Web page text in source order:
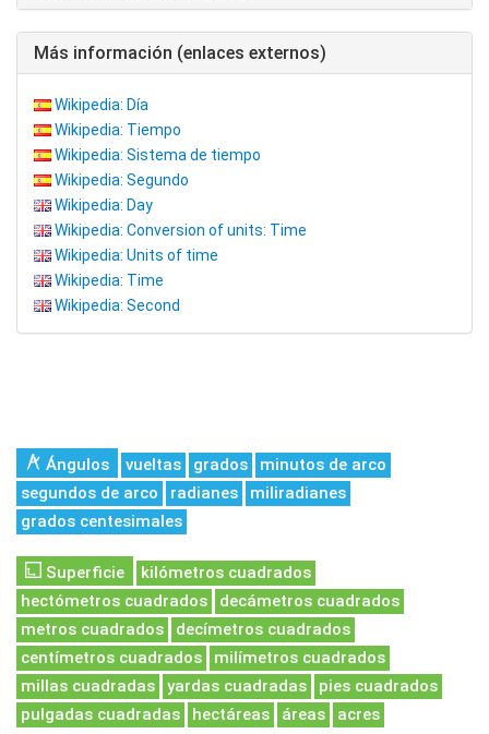
Más información (enlaces externos)
Wikipedia: Día
Wikipedia: Tiempo
Wikipedia: Sistema de tiempo
Wikipedia: Segundo
Wikipedia: Day
Wikipedia: Conversion of units: Time
Wikipedia: Units of time
Wikipedia: Time
Wikipedia: Second
Ángulos vueltas grados
minutos de arco
segundos de arco
radianes
miliradianes
grados centesimales
Superficie
kilómetros cuadrados
hectómetros cuadrados
decámetros cuadrados
metros cuadrados
decímetros cuadrados
centímetros cuadrados
milímetros cuadrados
millas cuadradas
yardas cuadradas
pies cuadrados
pulgadas cuadradas
hectáreas áreas acres